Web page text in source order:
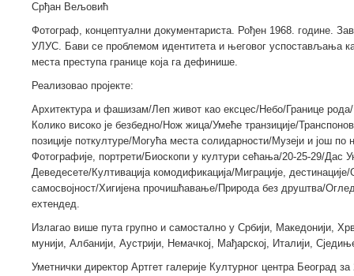
Срђан Вељовић
Фотограф, концептуални документариста. Рођен 1968. године.
УЛУС. Бави се проблемом идентитета и његовог успостављања
места преступа границе која га дефинише.
Реализовао пројекте:
Архитектура и фашизам/Леп живот као ексцес/Небо/Границе
Колико високо је безбедно/Нож жица/Умеће транзиције/
позиције поткултуре/Могућа места солидарности/Музеји и још
Фотографије, портрети/Биоскопи у култури сећања/20-25-29/Дас
Деведесете/Култивација комодификација/Миграције,
самосвојност/Хигијена прочишћавање/Природа без друштва/
еxтендед.
Излагао више пута групно и самостално у Србији, Македонији,
мунији, Албанији, Аустрији, Немачкој, Мађарској, Италији,
Уметнички директор Артгет галерије Културног центра Београд